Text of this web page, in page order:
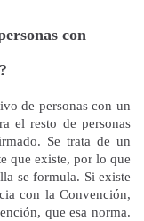
con
de personas con un
el resto de personas
Se trata de un
que existe, por lo que
se formula. Si existe
con la Convención,
que esa norma.